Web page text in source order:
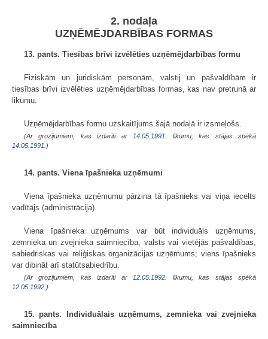
2. nodaļa
UZŅĒMĒJDARBĪBAS FORMAS
13. pants. Tiesības brīvi izvēlēties uzņēmējdarbības formu
Fiziskām un juridiskām personām, valstij un pašvaldībām ir
tiesības brīvi izvēlēties uzņēmējdarbības formas, kas nav pretrunā ar
likumu.
Uzņēmējdarbības formu uzskaitījums šajā nodaļā ir izsmeļošs.
(Ar grozījumiem, kas izdarīti ar 14.05.1991
. likumu, kas stājas spēkā
14.05.1991. )
14. pants. Viena īpašnieka uzņēmumi
Viena īpašnieka uzņēmumu pārzina tā īpašnieks vai viņa iecelts
vadītājs (administrācija).
Viena īpašnieka uzņēmums var būt individuāls uzņēmums,
zemnieka un zvejnieka saimniecība, valsts vai vietējās pašvaldības,
sabiedriskas vai reliģiskas organizācijas uzņēmums; viens īpašnieks
var dibināt arī statūtsabiedrību.
(Ar grozījumiem, kas izdarīti ar 12.05.1992 . likumu, kas stājas spēkā
12.05.1992. )
15. pants. Individuālais uzņēmums, zemnieka vai zvejnieka
saimniecība